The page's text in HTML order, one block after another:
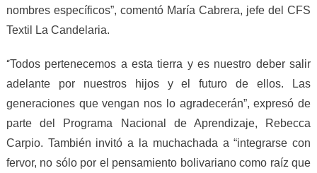
nombres específicos”, comentó María Cabrera, jefe del CFS
Textil La Candelaria.
“Todos pertenecemos a esta tierra y es nuestro deber salir
adelante por nuestros hijos y el futuro de ellos. Las
generaciones que vengan nos lo agradecerán”, expresó de
parte del Programa Nacional de Aprendizaje, Rebecca
Carpio. También invitó a la muchachada a “integrarse con
fervor, no sólo por el pensamiento bolivariano como raíz que